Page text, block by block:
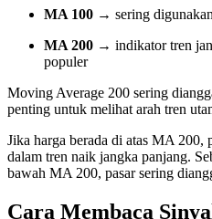
MA 100 → sering
MA 200 → indikator tren
populer
Moving Average 200 sering
penting untuk melihat arah tren
Jika harga berada di atas MA 200,
dalam tren naik jangka panjang.
bawah MA 200, pasar sering
Cara Membaca